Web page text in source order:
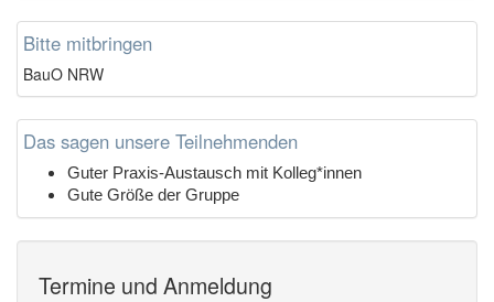
Bitte mitbringen
BauO NRW
Das sagen unsere Teilnehmenden
Guter Praxis-Austausch mit Kolleg*innen
Gute Größe der Gruppe
Termine und Anmeldung